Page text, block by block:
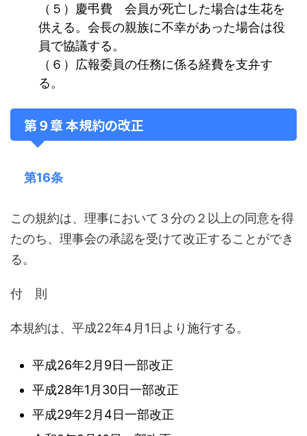
（５）慶弔費 会員が死亡した場合は生花を
供える。会長の親族に不幸があった場合は役
員で協議する。
（６）広報委員の任務に係る経費を支弁す
る。
第９章 本規約の改正
第16条
この規約は、理事において３分の２以上の同意を得
たのち、理事会の承認を受けて改正することができ
る。
付 則
本規約は、平成22年4月1日より施行する。
平成26年2月9日一部改正
平成28年1月30日一部改正
平成29年2月4日一部改正